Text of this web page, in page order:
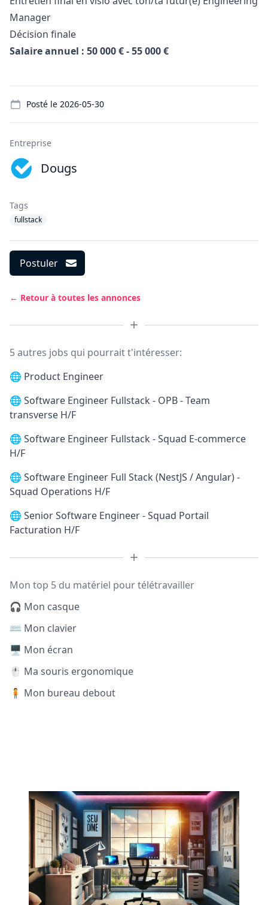
Manager
Décision finale
Salaire annuel : 50 000 € - 55 000 €
Posté le 2026-05-30
Entreprise
Dougs
Tags
fullstack
Postuler
← Retour à toutes les annonces
5 autres jobs qui pourrait t'intéresser:
🌐 Product Engineer
🌐 Software Engineer Fullstack - OPB - Team
transverse H/F
🌐 Software Engineer Fullstack - Squad E-commerce
H/F
🌐 Software Engineer Full Stack (NestJS / Angular) -
Squad Operations H/F
🌐 Senior Software Engineer - Squad Portail
Facturation H/F
Mon top 5 du matériel pour télétravailler
🎧 Mon casque
⌨️ Mon clavier
🖥️ Mon écran
🖱️ Ma souris ergonomique
🧍 Mon bureau debout